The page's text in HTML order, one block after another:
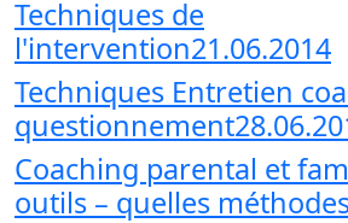
Techniques de
l'intervention21.06.2014
Techniques Entretien
Coaching parental et
outils – quelles